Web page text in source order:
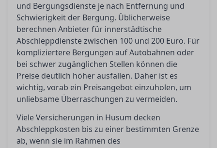
und Bergungsdienste je nach Entfernung und
Schwierigkeit der Bergung. Üblicherweise
berechnen Anbieter für innerstädtische
Abschleppdienste zwischen 100 und 200 Euro. Für
kompliziertere Bergungen auf Autobahnen oder
bei schwer zugänglichen Stellen können die
Preise deutlich höher ausfallen. Daher ist es
wichtig, vorab ein Preisangebot einzuholen, um
unliebsame Überraschungen zu vermeiden.
Viele Versicherungen in Husum decken
Abschleppkosten bis zu einer bestimmten Grenze
ab, wenn sie im Rahmen des